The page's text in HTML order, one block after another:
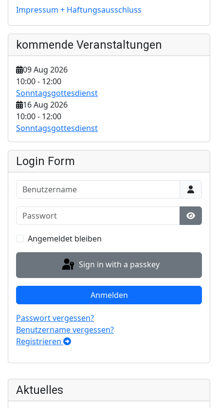
Aktuelles
Impressum + Haftungsausschluss
kommende Veranstaltungen
09 Aug 2026
10:00- 12:00
Sonntagsgottesdienst
16 Aug 2026
10:00- 12:00
Sonntagsgottesdienst
Login Form
Benutzername
Passwort
Show
Angemeldet bleiben
Sign in with a passkey
Anmelden
Passwort vergessen?
Benutzername vergessen?
Registrieren